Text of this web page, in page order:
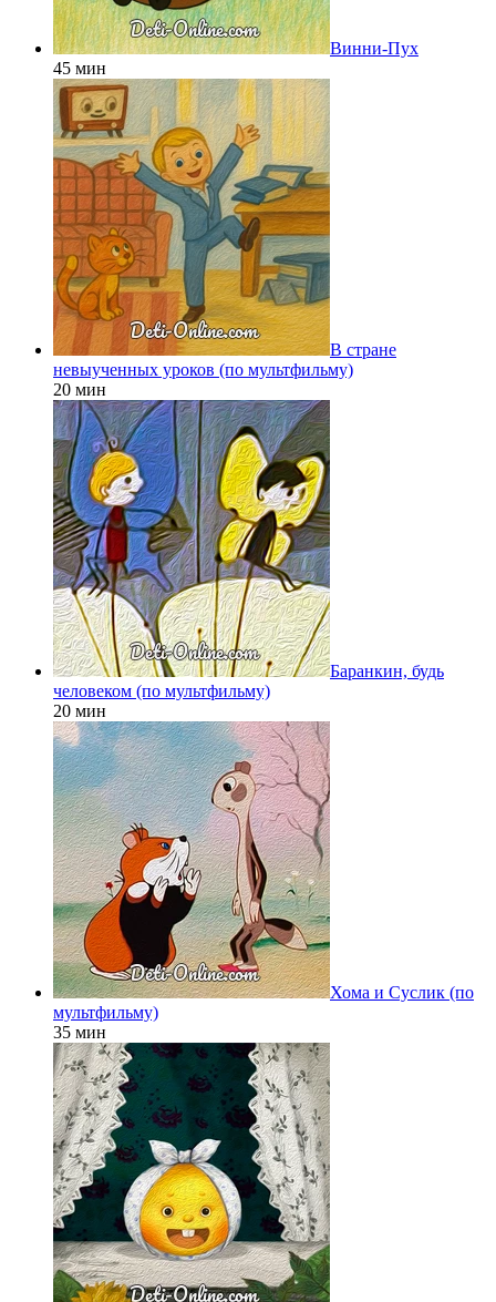
Винни-Пух
45 мин
В стране
невыученных уроков (по мультфильму)
20 мин
Баранкин, будь
человеком (по мультфильму)
20 мин
Хома и Суслик (по
мультфильму)
35 мин